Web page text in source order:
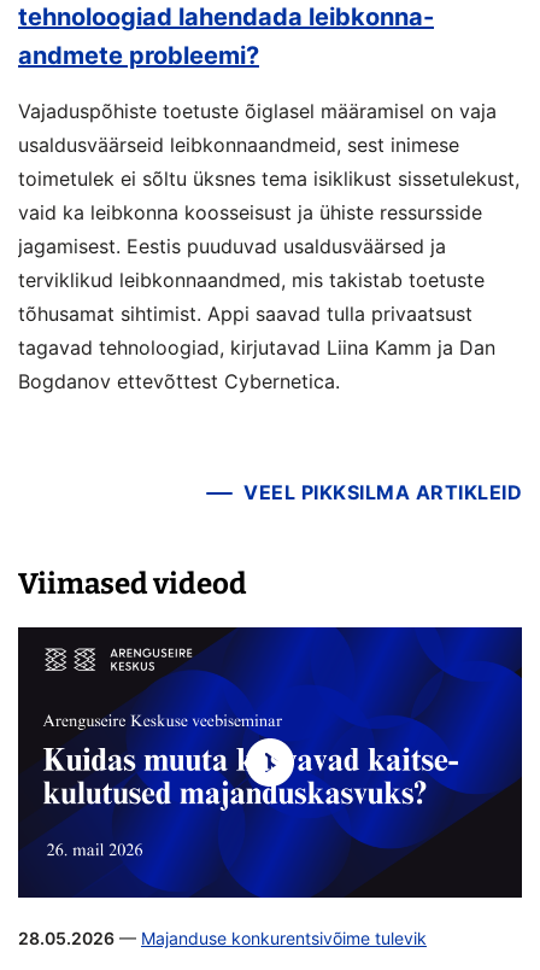
tehnoloogiad lahendada leibkonna-
andmete probleemi?
Vajaduspõhiste toetuste õiglasel määramisel on vaja
usaldusväärseid leibkonnaandmeid, sest inimese
toimetulek ei sõltu üksnes tema isiklikust sissetulekust,
vaid ka leibkonna koosseisust ja ühiste ressursside
jagamisest. Eestis puuduvad usaldusväärsed ja
terviklikud leibkonnaandmed, mis takistab toetuste
tõhusamat sihtimist. Appi saavad tulla privaatsust
tagavad tehnoloogiad, kirjutavad Liina Kamm ja Dan
Bogdanov ettevõttest Cybernetica.
VEEL PIKKSILMA ARTIKLEID
Viimased videod
28.05.2026 — Majanduse konkurentsivõime tulevik